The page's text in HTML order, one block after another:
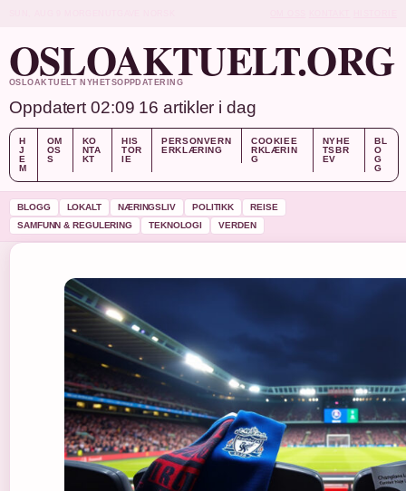
OSLOAKTUELT.ORG
OSLOAKTUELT NYHETSOPPDATERING
Oppdatert 02:09 16 artikler i dag
H
J
E
M
OM
OS
S
KO
NTA
KT
HIS
TOR
IE
PERSONVERN
ERKLÆRING
COOKIEE
RKLÆRIN
G
NYHE
TSBR
EV
BL
O
G
G
BLOGG LOKALT NÆRINGSLIV POLITIKK
REISE
SAMFUNN & REGULERING
TEKNOLOGI VERDEN